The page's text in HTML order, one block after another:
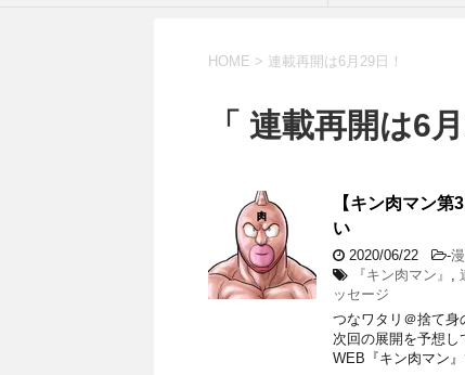
HOME > 連載再開は6月29日！
「 連載再開は6
【キン肉マン
い
2020/06/22 -
『キン肉マン』 ,
ッセージ
つなワタリ＠捨て身
次回の展開を予想し
WEB『キン肉マン